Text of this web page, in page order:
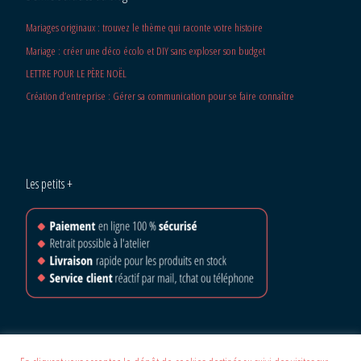
Mariages originaux : trouvez le thème qui raconte votre histoire
Mariage : créer une déco écolo et DIY sans exploser son budget
LETTRE POUR LE PÈRE NOËL
Création d’entreprise : Gérer sa communication pour se faire connaître
Les petits +